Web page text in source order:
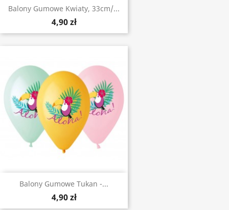
Balony Gumowe Kwiaty, 33cm/...
4,90 zł
Balony Gumowe Tukan -...
4,90 zł